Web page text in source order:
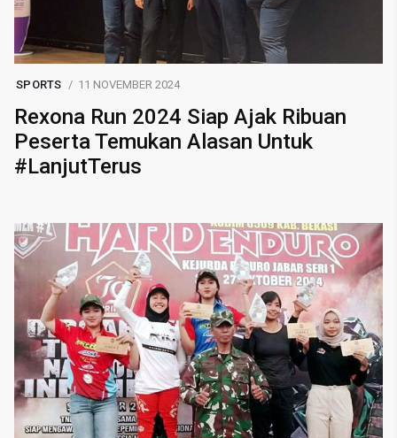
SPORTS 11 NOVEMBER 2024
Rexona Run 2024 Siap Ajak Ribuan
Peserta Temukan Alasan Untuk
#LanjutTerus